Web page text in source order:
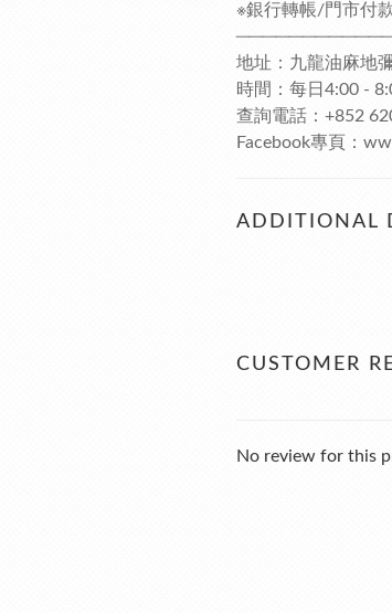
※銀行轉帳/門市付
地址：九龍油麻地
時間：每日4:00 -
查詢電話：+852
Facebook專頁：
ADDITIONAL
CUSTOMER
No review for this